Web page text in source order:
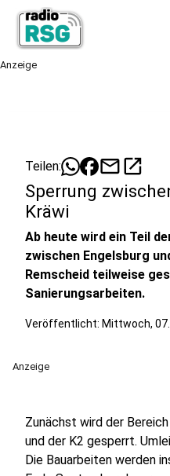
Anzeige
Teilen: mailopen_in_new
Sperrung
Kräwi
Ab heute wird ein Teil
zwischen Engelsburg
Remscheid teilweise
Sanierungsarbeiten.
Veröffentlicht: Mittwoch,
Anzeige
Zunächst wird der
und der K2 gesperrt.
Die Bauarbeiten werden